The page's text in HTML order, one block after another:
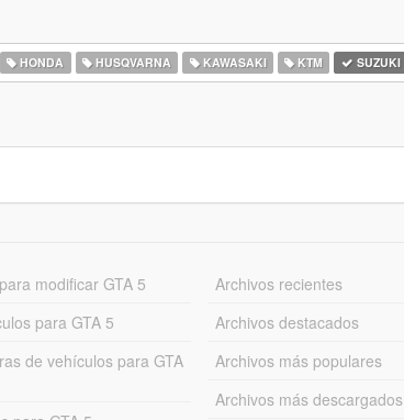
HONDA HUSQVARNA KAWASAKI KTM SUZUKI
modificar GTA 5
para GTA 5
de vehículos para GTA
Archivos recientes
Archivos destacados
Archivos más populares
Archivos más descargados